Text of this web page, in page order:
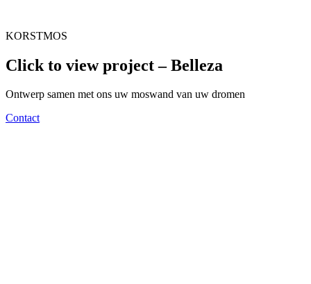
KORSTMOS
Click to view project – Belleza
Ontwerp samen met ons uw moswand van uw dromen
Contact